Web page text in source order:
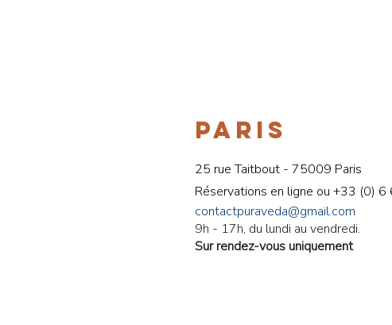
PARIS
25 rue Taitbout - 75009 Paris
Réservations en ligne ou +33 (0) 6
contactpuraveda@gmail.com
9h - 17h, du lundi au vendredi.
Sur rendez-vous uniquement